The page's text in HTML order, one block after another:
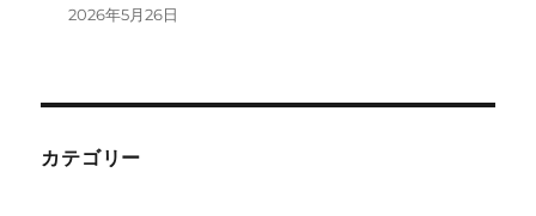
2026年5月26日
カテゴリー